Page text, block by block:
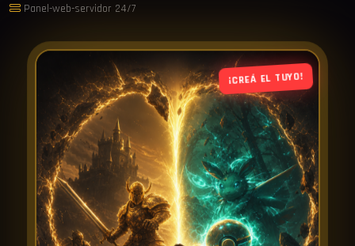
Panel-web-servidor 24/7
¡CREÁ EL TUYO!